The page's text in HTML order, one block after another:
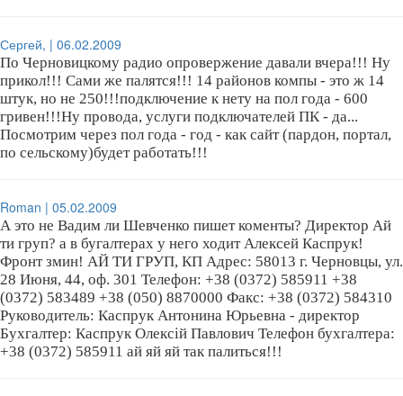
Сергей, | 06.02.2009
По Черновицкому радио опровержение давали вчера!!! Ну
прикол!!! Сами же палятся!!! 14 районов компы - это ж 14
штук, но не 250!!!подключение к нету на пол года - 600
гривен!!!Ну провода, услуги подключателей ПК - да...
Посмотрим через пол года - год - как сайт (пардон, портал,
по сельскому)будет работать!!!
Roman | 05.02.2009
А это не Вадим ли Шевченко пишет коменты? Директор Ай
ти груп? а в бугалтерах у него ходит Алексей Каспрук!
Фронт змин! АЙ ТИ ГРУП, КП Адрес: 58013 г. Черновцы, ул.
28 Июня, 44, оф. 301 Телефон: +38 (0372) 585911 +38
(0372) 583489 +38 (050) 8870000 Факс: +38 (0372) 584310
Руководитель: Каспрук Антонина Юрьевна - директор
Бухгалтер: Каспрук Олексій Павлович Телефон бухгалтера:
+38 (0372) 585911 ай яй яй так палиться!!!